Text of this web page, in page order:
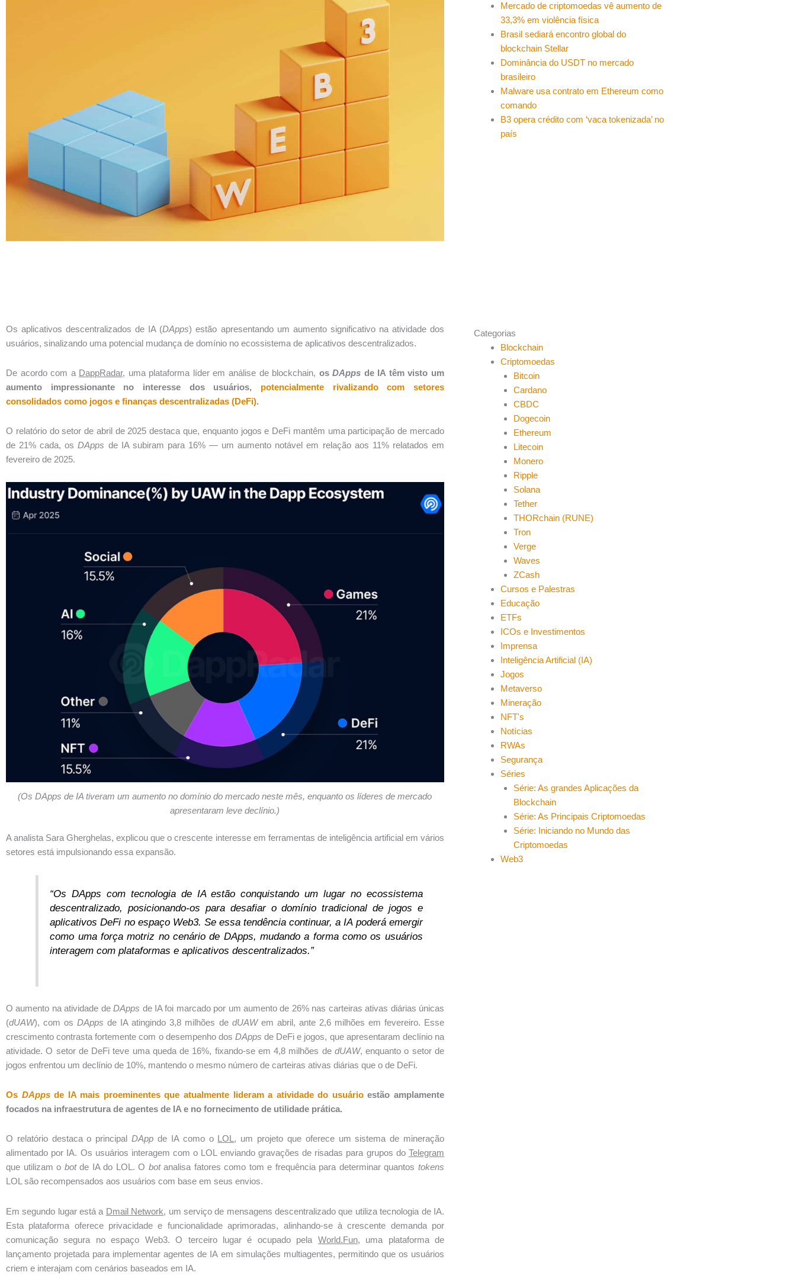
Os aplicativos descentralizados de IA (DApps) estão apresentando um aumento significativo na atividade dos
usuários, sinalizando uma potencial mudança de domínio no ecossistema de aplicativos descentralizados.
De acordo com a DappRadar, uma plataforma líder em análise de blockchain, osDApps de IA têm visto um
aumento impressionante no interesse dos usuários, potencialmente rivalizando com setores
consolidados como jogos e finanças descentralizadas (DeFi).
O relatório do setor de abril de 2025 destaca que, enquanto jogos e DeFi mantêm uma participação de mercado
de 21% cada, osDApps de IA subiram para 16% — um aumento notável em relação aos 11% relatados em
fevereiro de 2025.
(Os DApps de IA tiveram um aumento no domínio do mercado neste mês, enquanto os líderes de mercado
apresentaram leve declínio.)
A analista Sara Gherghelas, explicou que o crescente interesse em ferramentas de inteligência artificial em vários
setores está impulsionando essa expansão.
“Os DApps com tecnologia de IA estão conquistando um lugar no ecossistema
descentralizado, posicionando-os para desafiar o domínio tradicional de jogos e
aplicativos DeFi no espaço Web3. Se essa tendência continuar, a IA poderá emergir
como uma força motriz no cenário de DApps, mudando a forma como os usuários
interagem com plataformas e aplicativos descentralizados.”
O aumento na atividade deDApps de IA foi marcado por um aumento de 26% nas carteiras ativas diárias únicas
(dUAW), com osDApps de IA atingindo 3,8 milhões de dUAWem abril, ante 2,6 milhões em fevereiro. Esse
crescimento contrasta fortemente com o desempenho dos DApps de DeFi e jogos, que apresentaram declínio na
atividade. O setor de DeFi teve uma queda de 16%, fixando-se em 4,8 milhões de dUAW, enquanto o setor de
jogos enfrentou um declínio de 10%, mantendo o mesmo número de carteiras ativas diárias que o de DeFi.
Os DAppsde IA mais proeminentes que atualmente lideram a atividade do usuárioestão amplamente
focados na infraestrutura de agentes de IA e no fornecimento de utilidade prática.
O relatório destaca o principalDApp de IA como o LOL , um projeto que oferece um sistema de mineração
alimentado por IA. Os usuários interagem com o LOL enviando gravações de risadas para grupos do Telegram
que utilizam o botde IA do LOL. O botanalisa fatores como tom e frequência para determinar quantos tokens
LOL são recompensados ​​aos usuários com base em seus envios.
Em segundo lugar está a Dmail Network, um serviço de mensagens descentralizado que utiliza tecnologia de IA.
Esta plataforma oferece privacidade e funcionalidade aprimoradas, alinhando-se à crescente demanda por
comunicação segura no espaço Web3. O terceiro lugar é ocupado pela World.‎‎‎Fun, uma plataforma de
lançamento projetada para implementar agentes de IA em simulações multiagentes, permitindo que os usuários
criem e interajam com cenários baseados em IA.
Mercado de criptomoedas vê aumento de
33,3% em violência física
Brasil sediará encontro global do
blockchain Stellar
Dominância do USDT no mercado
brasileiro
Malware usa contrato em Ethereum como
comando
B3 opera crédito com ‘vaca tokenizada’ no
país
Categorias
Blockchain
Criptomoedas
Bitcoin
Cardano
CBDC
Dogecoin
Ethereum
Litecoin
Monero
Ripple
Solana
Tether
THORchain (RUNE)
Tron
Verge
Waves
ZCash
Cursos e Palestras
Educação
ETFs
ICOs e Investimentos
Imprensa
Inteligência Artificial (IA)
Jogos
Metaverso
Mineração
NFT's
Notícias
RWAs
Segurança
Séries
Série: As grandes Aplicações da
Blockchain
Série: As Principais Criptomoedas
Série: Iniciando no Mundo das
Criptomoedas
Web3